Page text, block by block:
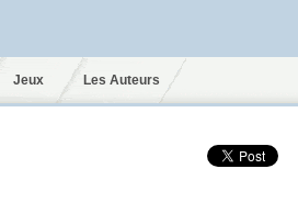
Jeux Les Auteurs